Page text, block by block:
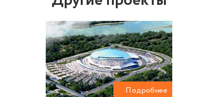
Подробнее